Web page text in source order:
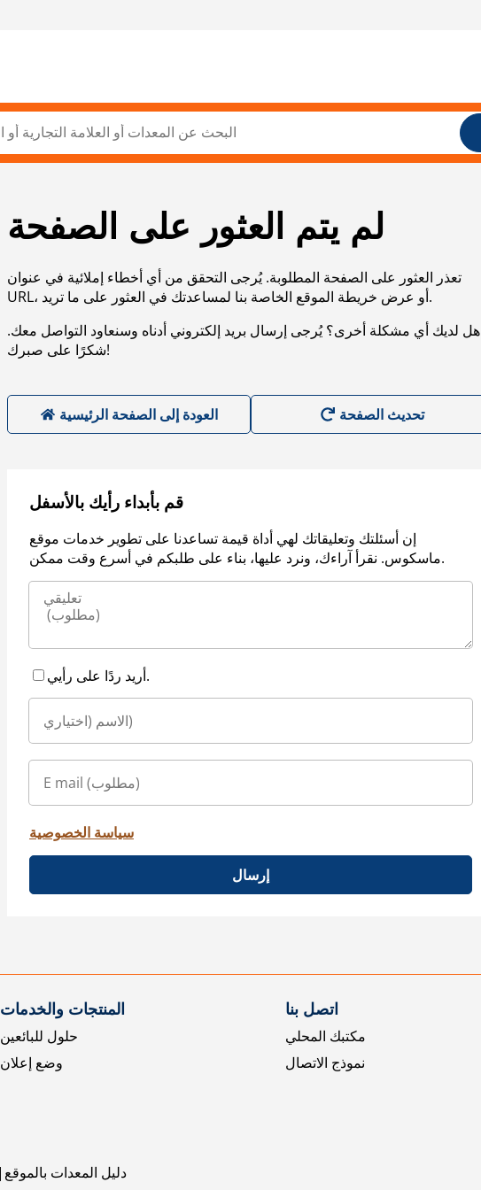
لم يتم العثور على الصفحة
تعذر العثور على الصفحة المطلوبة. يُرجى التحقق من أي أخطاء إملائية في عنوان
URL، أو عرض خريطة الموقع الخاصة بنا لمساعدتك في العثور على ما تريد.
هل لديك أي مشكلة أخرى؟ يُرجى إرسال بريد إلكتروني أدناه وسنعاود التواصل معك.
شكرًا على صبرك!
العودة إلى الصفحة الرئيسية
قم بأبداء رأيك بالأسفل
إن أسئلتك وتعليقاتك لهي أداة قيمة تساعدنا على تطوير خدمات موقع
ماسكوس. نقرأ آراءك، ونرد عليها، بناء على طلبكم في أسرع وقت ممكن.
أريد ردًا على رأيي.
سياسة الخصوصية
إرسال
المنتجات والخدمات
حلول للبائعين
وضع إعلان
اتصل بنا
مكتبك المحلي
نموذج الاتصال
دليل المعدات بالموقع